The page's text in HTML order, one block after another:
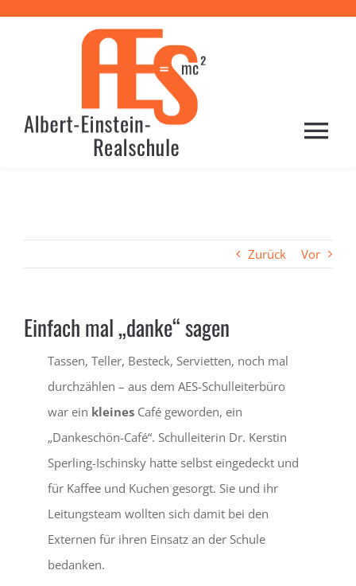
PROFIL
LERNEN
LEBEN
SERVICE
Zurück Vor
Einfach mal „danke“ sagen
Tassen, Teller, Besteck, Servietten, noch mal
durchzählen – aus dem AES-Schulleiterbüro
war ein kleines Café geworden, ein
„Dankeschön-Café“. Schulleiterin Dr. Kerstin
Sperling-Ischinsky hatte selbst eingedeckt und
für Kaffee und Kuchen gesorgt. Sie und ihr
Leitungsteam wollten sich damit bei den
Externen für ihren Einsatz an der Schule
bedanken.